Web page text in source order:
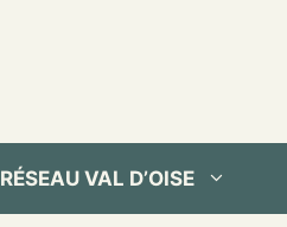
RÉSEAU VAL D’OISE